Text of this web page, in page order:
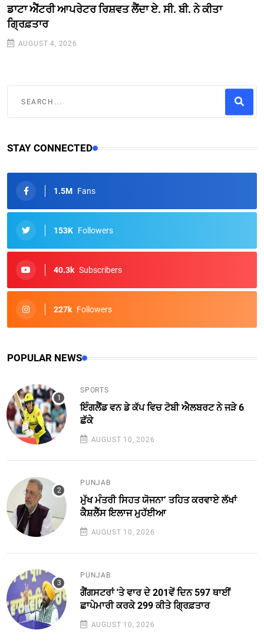
ਡਾਟਾ ਐਂਟਰੀ ਆਪਰੇਟਰ ਰਿਸ਼ਵਤ ਲੈਂਦਾ ਏ. ਸੀ. ਬੀ. ਨੇ ਕੀਤਾ
ਗ੍ਰਿਫ਼ਤਾਰ
AUGUST 4, 2026
STAY CONNECTED
1.5M Fans
153K Followers
40.3k Subscribers
227k Followers
POPULAR NEWS
SPORTS
ਇੰਗਲੈਂਡ ਵਨ ਡੇ ਕੱਪ ਵਿਚ ਟੋਬੀ ਐਲਬਰਟ ਨੇ ਜੜੇ 6
ਛੱਕੇ
AUGUST 10, 2026
PUNJAB
ਮੁੱਖ ਮੰਤਰੀ ਸਿਹਤ ਯੋਜਨਾ’ ਤਹਿਤ ਕਰਵਾਏ ਲੱਖਾਂ
ਕੈਸ਼ਲੈੱਸ ਇਲਾਜ ਮੁਹੱਈਆ
AUGUST 10, 2026
PUNJAB
ਗੈਂਗਸਟਰਾਂ 'ਤੇ ਵਾਰ ਦੇ 201ਵੇਂ ਦਿਨ 597 ਥਾਈਂ
ਛਾਪੇਮਾਰੀ ਕਰਕੇ 299 ਕੀਤੇ ਗ੍ਰਿਫ਼ਤਾਰ
AUGUST 10, 2026